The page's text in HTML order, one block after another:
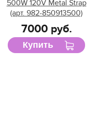
500W 120V Metal Strap
(арт. 982-850913500)
7000 руб.
Купить